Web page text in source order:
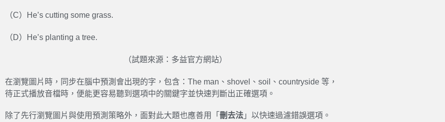
（C）He’s cutting some grass.
（D）He’s planting a tree.
（試題來源：多益官方網站）
在瀏覽圖片時，同步在腦中預測會出現的字，包含：The man、shovel、soil、countryside 等，
待正式播放音檔時，便能更容易聽到選項中的關鍵字並快速判斷出正確選項。
除了先行瀏覽圖片與使用預測策略外，面對此大題也應善用「 刪去法 」以快速過濾錯誤選項。